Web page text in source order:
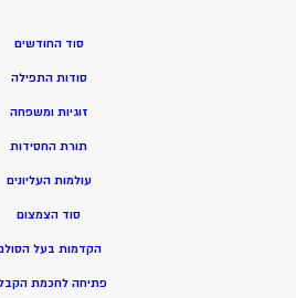
סוד החודשים
סודות התפילה
זוגיות ומשפחה
תורת החסידות
עולמות העליונים
סוד הצמצום
הקדמות בעל
פתיחה לחכמת